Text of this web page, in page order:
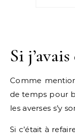
Si
Comme
de temps pour
les averses s’y
Si c’était à